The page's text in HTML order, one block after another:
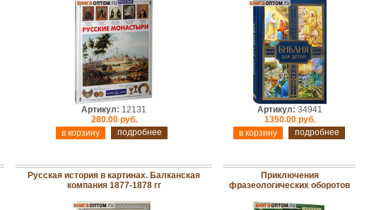
Артикул: 12131
280.00 руб.
подробнее
Артикул: 34941
1350.00 руб.
подробнее
Русская история в картинах. Балканская
компания 1877-1878 гг
Приключения
фразеологических оборотов